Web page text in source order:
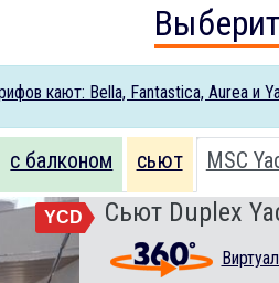
кают: Bella, Fantastica, Aurea и
с балконом сьют MSC
YCD Сьют Duplex